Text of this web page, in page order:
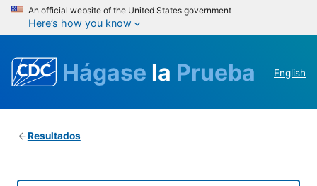
An official website of the United States government
Here’s how you know
Hágase la Prueba English
Resultados